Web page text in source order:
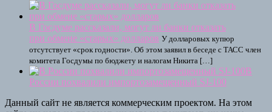
В Госдуме рассказали, могут ли банки отказать
при обмене «старых» долларов У долларовых купюр
отсутствует «срок годности». Об этом заявил в беседе с ТАСС член
комитета Госдумы по бюджету и налогам Никита […]
В
России похвалили импортозамещенный SJ-100
Данный сайт не является коммерческим проектом. На этом